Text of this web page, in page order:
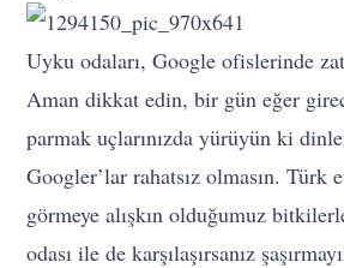
Uyku odaları, Google ofislerinde
Aman dikkat edin, bir gün eğer
parmak uçlarınızda yürüyün ki
Googler’lar rahatsız olmasın. Türk
görmeye alışkın olduğumuz
odası ile de karşılaşırsanız